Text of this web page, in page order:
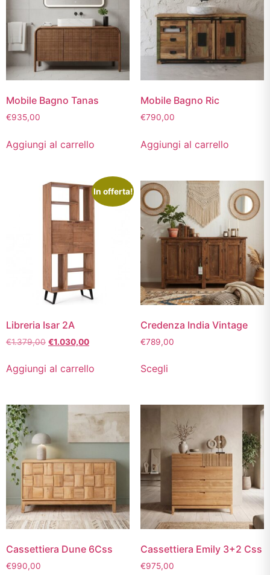
Mobile Bagno Tanas
€935,00
Aggiungi al carrello
Mobile Bagno Ric
€790,00
Aggiungi al carrello
In offerta!
Libreria Isar 2A
€1.379,00 €1.030,00
Aggiungi al carrello
Credenza India Vintage
€789,00
Scegli
Cassettiera Dune 6Css
€990,00
Cassettiera Emily 3+2 Css
€975,00